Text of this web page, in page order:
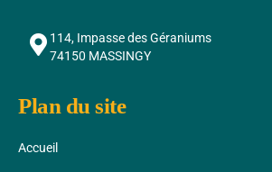
114, Impasse des Géraniums
74150 MASSINGY
Plan du site
Accueil